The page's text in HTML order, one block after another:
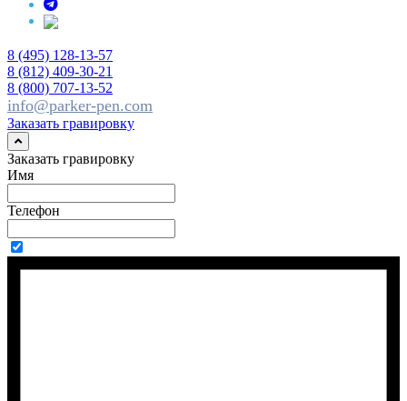
8 (495) 128-13-57
8 (812) 409-30-21
8 (800) 707-13-52
info@parker-pen.com
Заказать гравировку
Заказать гравировку
Имя
Телефон